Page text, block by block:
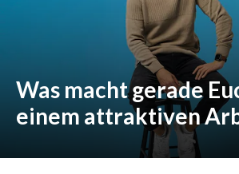
Was macht gerade
einem attraktiven